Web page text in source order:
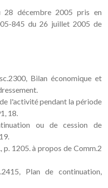
28 décembre 2005 pris en
845 du 26 juillet 2005 de
Bilan économique et
l'activité pendant la période
18.
ou de cession de
p. 1205. à propos de Comm.2
Plan de continuation,